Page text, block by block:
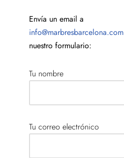
Envía un email a
info@marbresbarcelona.com
nuestro formulario:
Tu nombre
Tu correo electrónico